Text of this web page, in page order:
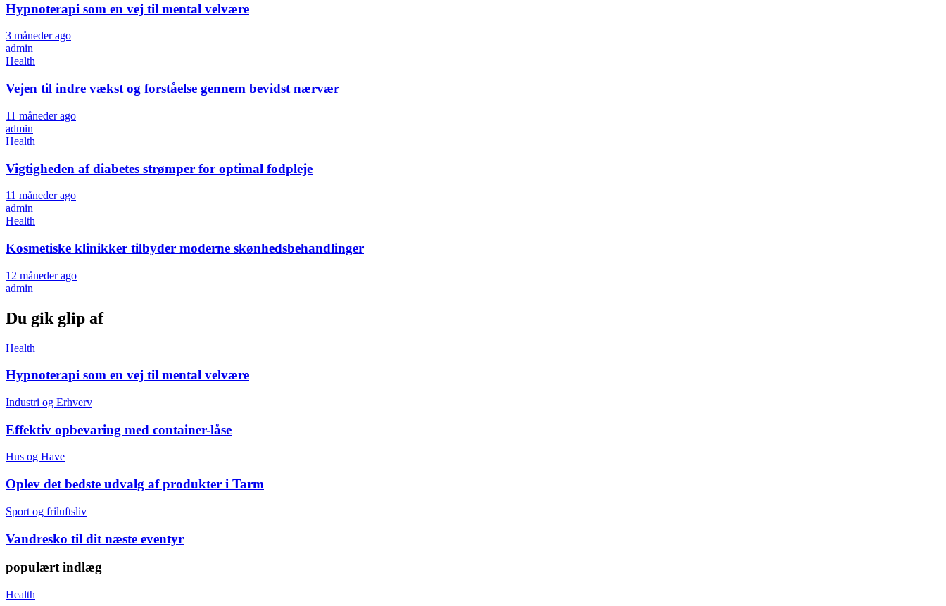
Hypnoterapi som en vej til mental velvære
3 måneder ago
admin
Health
Vejen til indre vækst og forståelse gennem bevidst nærvær
11 måneder ago
admin
Health
Vigtigheden af diabetes strømper for optimal fodpleje
11 måneder ago
admin
Health
Kosmetiske klinikker tilbyder moderne skønhedsbehandlinger
12 måneder ago
admin
Du gik glip af
Health
Hypnoterapi som en vej til mental velvære
Industri og Erhverv
Effektiv opbevaring med container-låse
Hus og Have
Oplev det bedste udvalg af produkter i Tarm
Sport og friluftsliv
Vandresko til dit næste eventyr
populært indlæg
Health